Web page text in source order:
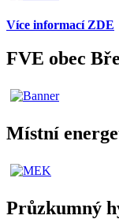
Více informací ZDE
FVE obec
Místní
Průzkumný